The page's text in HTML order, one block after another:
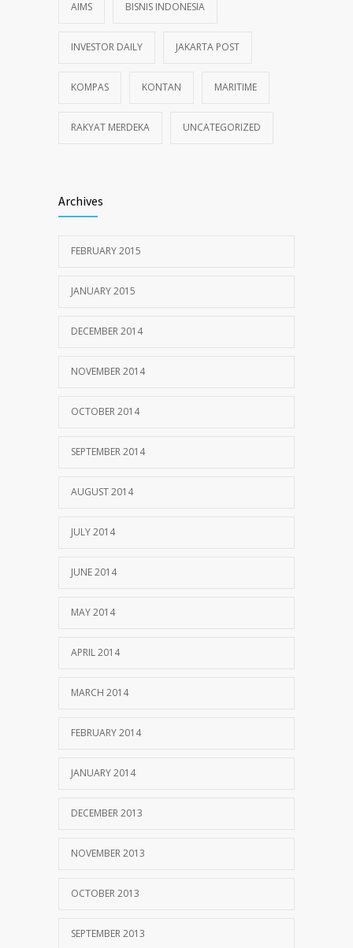
AIMS BISNIS INDONESIA
INVESTOR DAILY JAKARTA POST
KOMPAS KONTAN MARITIME
RAKYAT MERDEKA UNCATEGORIZED
Archives
FEBRUARY 2015
JANUARY 2015
DECEMBER 2014
NOVEMBER 2014
OCTOBER 2014
SEPTEMBER 2014
AUGUST 2014
JULY 2014
JUNE 2014
MAY 2014
APRIL 2014
MARCH 2014
FEBRUARY 2014
JANUARY 2014
DECEMBER 2013
NOVEMBER 2013
OCTOBER 2013
SEPTEMBER 2013